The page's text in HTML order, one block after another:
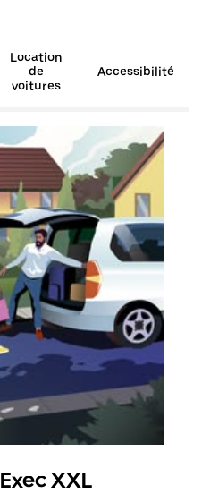
Location
de
voitures
Accessibilité
XXL